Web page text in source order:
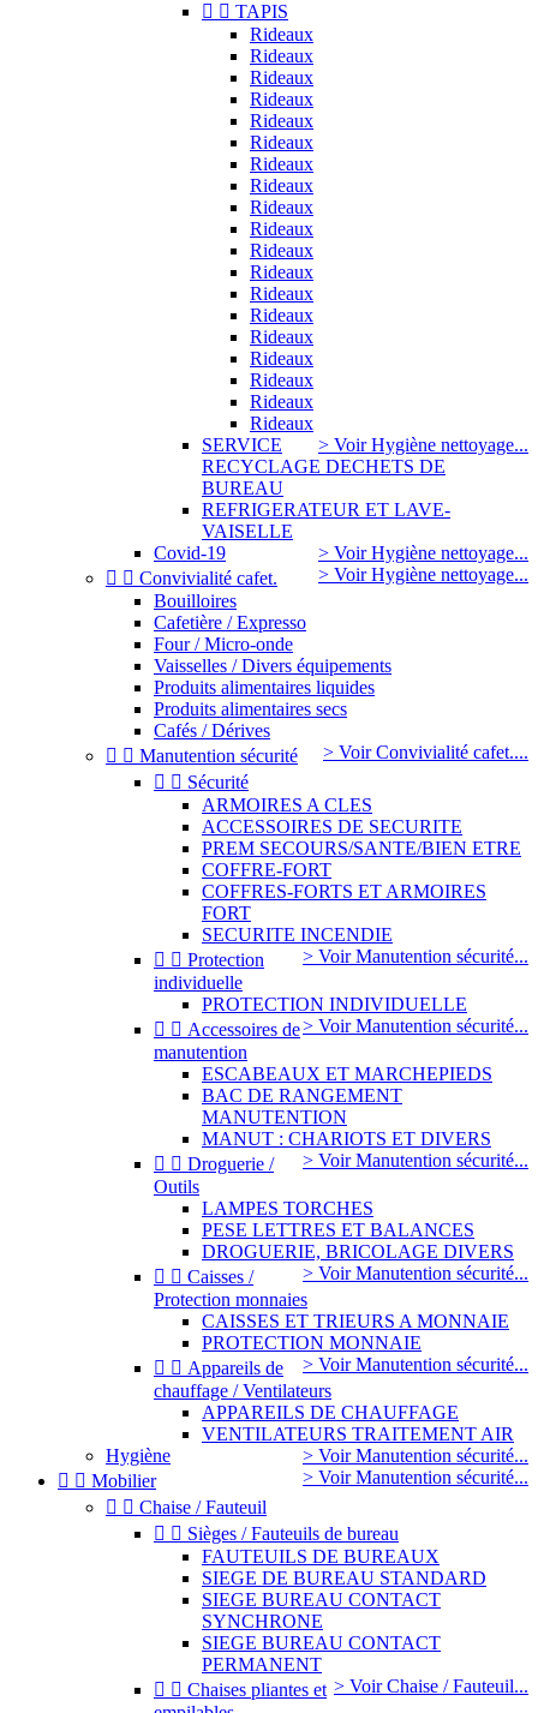
  TAPIS
Rideaux
Rideaux
Rideaux
Rideaux
Rideaux
Rideaux
Rideaux
Rideaux
Rideaux
Rideaux
Rideaux
Rideaux
Rideaux
Rideaux
Rideaux
Rideaux
Rideaux
Rideaux
Rideaux
> Voir Hygiène nettoyage...
SERVICE
RECYCLAGE DECHETS DE
BUREAU
REFRIGERATEUR ET LAVE-
VAISELLE
> Voir Hygiène nettoyage...
Covid-19
> Voir Hygiène nettoyage...
  Convivialité cafet.
Bouilloires
Cafetière / Expresso
Four / Micro-onde
Vaisselles / Divers équipements
Produits alimentaires liquides
Produits alimentaires secs
Cafés / Dérives
> Voir Convivialité cafet....
  Manutention sécurité
  Sécurité
ARMOIRES A CLES
ACCESSOIRES DE SECURITE
PREM SECOURS/SANTE/BIEN ETRE
COFFRE-FORT
COFFRES-FORTS ET ARMOIRES
FORT
SECURITE INCENDIE
> Voir Manutention sécurité...
  Protection
individuelle
PROTECTION INDIVIDUELLE
> Voir Manutention sécurité...
  Accessoires de
manutention
ESCABEAUX ET MARCHEPIEDS
BAC DE RANGEMENT
MANUTENTION
MANUT : CHARIOTS ET DIVERS
> Voir Manutention sécurité...
  Droguerie /
Outils
LAMPES TORCHES
PESE LETTRES ET BALANCES
DROGUERIE, BRICOLAGE DIVERS
> Voir Manutention sécurité...
  Caisses /
Protection monnaies
CAISSES ET TRIEURS A MONNAIE
PROTECTION MONNAIE
> Voir Manutention sécurité...
  Appareils de
chauffage / Ventilateurs
APPAREILS DE CHAUFFAGE
VENTILATEURS TRAITEMENT AIR
> Voir Manutention sécurité...
> Voir Manutention sécurité...
Hygiène
  Mobilier
  Chaise / Fauteuil
  Sièges / Fauteuils de bureau
FAUTEUILS DE BUREAUX
SIEGE DE BUREAU STANDARD
SIEGE BUREAU CONTACT
SYNCHRONE
SIEGE BUREAU CONTACT
PERMANENT
> Voir Chaise / Fauteuil...
  Chaises pliantes et